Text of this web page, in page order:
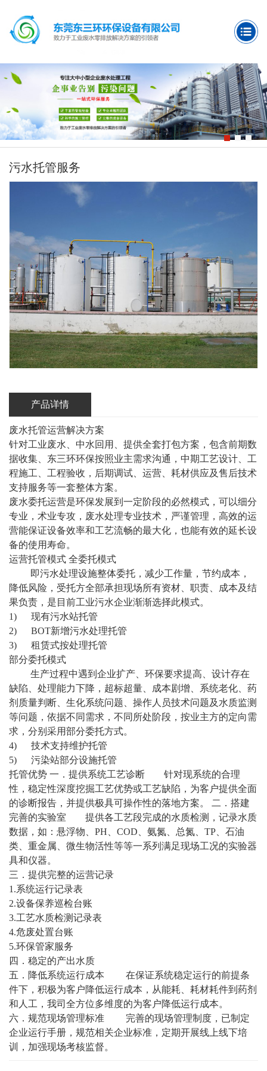
污水托管服务
产品详情
废水托管运营解决方案
针对工业废水、中水回用、提供全套打包方案，包含前期数
据收集、东三环环保按照业主需求沟通，中期工艺设计、工
程施工、工程验收，后期调试、运营、耗材供应及售后技术
支持服务等一套整体方案。
废水委托运营是环保发展到一定阶段的必然模式，可以细分
专业，术业专攻，废水处理专业技术，严谨管理，高效的运
营能保证设备效率和工艺流畅的最大化，也能有效的延长设
备的使用寿命。
运营托管模式 全委托模式
即污水处理设施整体委托，减少工作量，节约成本，
降低风险，受托方全部承担现场所有资材、职责、成本及结
果负责，是目前工业污水企业渐渐选择此模式。
1) 现有污水站托管
2) BOT新增污水处理托管
3) 租赁式按处理托管
部分委托模式
生产过程中遇到企业扩产、环保要求提高、设计存在
缺陷、处理能力下降，超标超量、成本剧增、系统老化、药
剂质量判断、生化系统问题、操作人员技术问题及水质监测
等问题，依据不同需求，不同所处阶段，按业主方的定向需
求，分别采用部分委托方式。
4) 技术支持维护托管
5) 污染站部分设施托管
托管优势 一．提供系统工艺诊断 针对现系统的合理
性，稳定性深度挖掘工艺优势或工艺缺陷，为客户提供全面
的诊断报告，并提供极具可操作性的落地方案。
二．搭建
完善的实验室 提供各工艺段完成的水质检测，记录水质
数据，如：悬浮物、PH、COD、氨氮、总氮、TP、石油
类、重金属、微生物活性等等一系列满足现场工况的实验器
具和仪器。
三．提供完整的运营记录
1.系统运行记录表
2.设备保养巡检台账
3.工艺水质检测记录表
4.危废处置台账
5.环保管家服务
四．稳定的产出水质
五．降低系统运行成本 在保证系统稳定运行的前提条
件下，积极为客户降低运行成本，从能耗、耗材耗件到药剂
和人工，我司全方位多维度的为客户降低运行成本。
六．规范现场管理标准 完善的现场管理制度，已制定
企业运行手册，规范相关企业标准，定期开展线上线下培
训，加强现场考核监督。